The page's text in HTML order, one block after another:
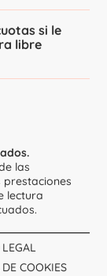
si le
libre
las
lectura
COOKIES